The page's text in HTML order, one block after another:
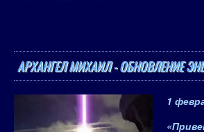
АРХАНГЕЛ МИХАИЛ - ОБНОВЛЕНИЕ
1